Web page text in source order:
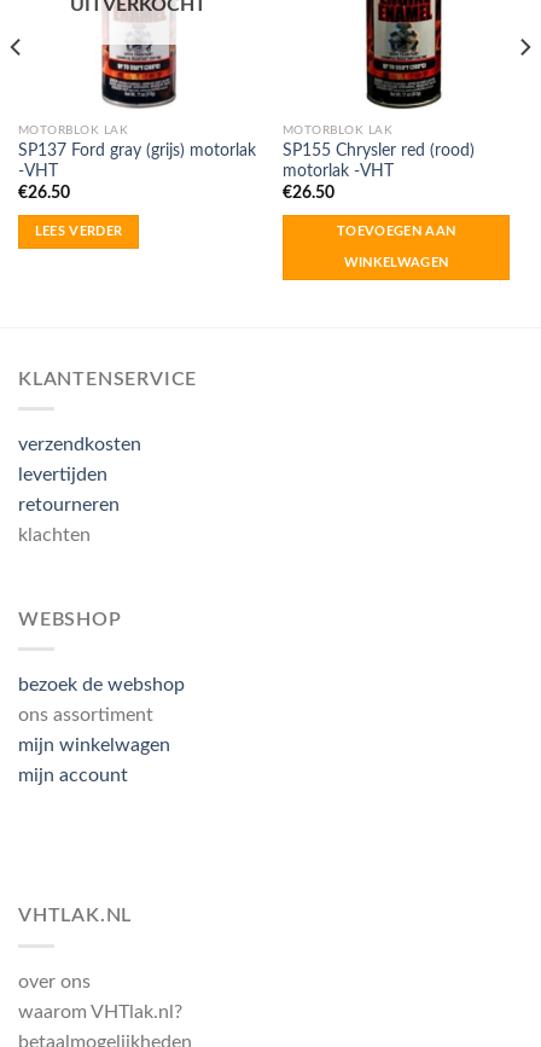
UITVERKOCHT
MOTORBLOK LAK
SP137 Ford gray (grijs) motorlak
-VHT
€26.50
LEES VERDER
MOTORBLOK LAK
SP155 Chrysler red (rood)
motorlak -VHT
€26.50
TOEVOEGEN AAN
WINKELWAGEN
KLANTENSERVICE
verzendkosten
levertijden
retourneren
klachten
WEBSHOP
bezoek de webshop
ons assortiment
mijn winkelwagen
mijn account
VHTLAK.NL
over ons
waarom VHTlak.nl?
betaalmogelijkheden